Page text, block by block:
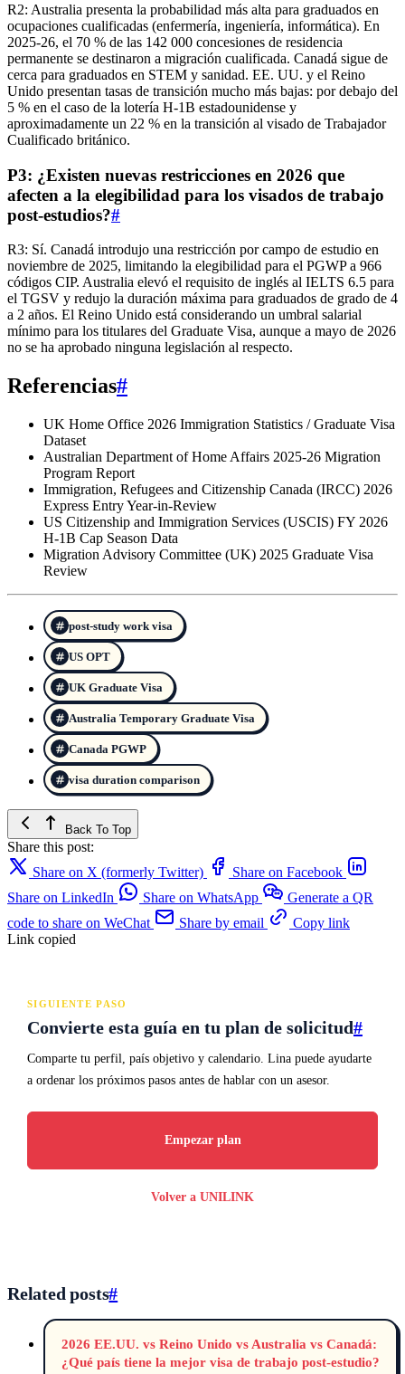
R2: Australia presenta la probabilidad más alta para graduados en
ocupaciones cualificadas (enfermería, ingeniería, informática). En
2025-26, el 70 % de las 142 000 concesiones de residencia
permanente se destinaron a migración cualificada. Canadá sigue de
cerca para graduados en STEM y sanidad. EE. UU. y el Reino
Unido presentan tasas de transición mucho más bajas: por debajo del
5 % en el caso de la lotería H-1B estadounidense y
aproximadamente un 22 % en la transición al visado de Trabajador
Cualificado británico.
P3: ¿Existen nuevas restricciones en 2026 que
afecten a la elegibilidad para los visados de trabajo
post-estudios?#
R3: Sí. Canadá introdujo una restricción por campo de estudio en
noviembre de 2025, limitando la elegibilidad para el PGWP a 966
códigos CIP. Australia elevó el requisito de inglés al IELTS 6.5 para
el TGSV y redujo la duración máxima para graduados de grado de 4
a 2 años. El Reino Unido está considerando un umbral salarial
mínimo para los titulares del Graduate Visa, aunque a mayo de 2026
no se ha aprobado ninguna legislación al respecto.
Referencias#
UK Home Office 2026 Immigration Statistics / Graduate Visa
Dataset
Australian Department of Home Affairs 2025-26 Migration
Program Report
Immigration, Refugees and Citizenship Canada (IRCC) 2026
Express Entry Year-in-Review
US Citizenship and Immigration Services (USCIS) FY 2026
H-1B Cap Season Data
Migration Advisory Committee (UK) 2025 Graduate Visa
Review
post-study work visa
US OPT
UK Graduate Visa
Australia Temporary Graduate Visa
Canada PGWP
visa duration comparison
Back To Top
Share this post:
Share on X (formerly Twitter)
Share on Facebook
Share on LinkedIn
Share on WhatsApp
Generate a QR
code to share on WeChat
Share by email
Copy link
Link copied
SIGUIENTE PASO
Convierte esta guía en tu plan de solicitud#
Comparte tu perfil, país objetivo y calendario. Lina puede ayudarte
a ordenar los próximos pasos antes de hablar con un asesor.
Empezar plan
Volver a UNILINK
Related posts#
2026 EE.UU. vs Reino Unido vs Australia vs Canadá:
¿Qué país tiene la mejor visa de trabajo post-estudio?